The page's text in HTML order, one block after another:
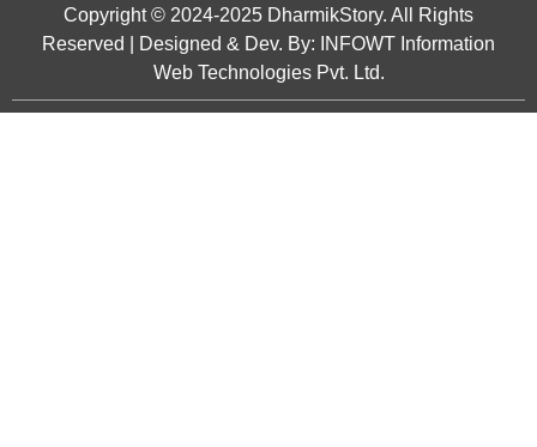
Copyright © 2024-2025 DharmikStory. All Rights
Reserved | Designed & Dev. By:
INFOWT Information
Web Technologies Pvt. Ltd.